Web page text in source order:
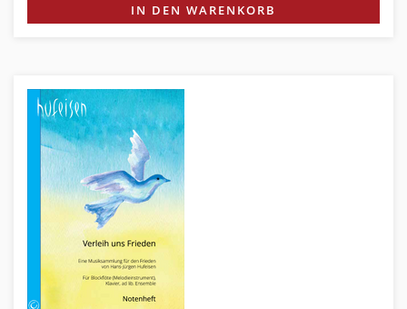
IN DEN WARENKORB